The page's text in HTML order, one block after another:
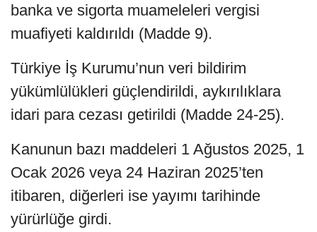
banka ve sigorta muameleleri vergisi
muafiyeti kaldırıldı (Madde 9).
Türkiye İş Kurumu’nun veri bildirim
yükümlülükleri güçlendirildi, aykırılıklara
idari para cezası getirildi (Madde 24-25).
Kanunun bazı maddeleri 1 Ağustos 2025, 1
Ocak 2026 veya 24 Haziran 2025’ten
itibaren, diğerleri ise yayımı tarihinde
yürürlüğe girdi.